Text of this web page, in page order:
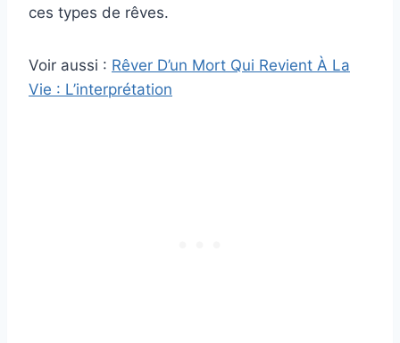
ces types de rêves.
Voir aussi : Rêver D’un Mort Qui Revient À La
Vie : L’interprétation